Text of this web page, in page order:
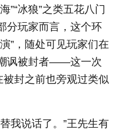
”“冰狼”之类五花八门
分玩家而言，这个环
”，随处可见玩家们在
讽被封者——这一次
被封之前也旁观过类似
我说话了。”王先生有